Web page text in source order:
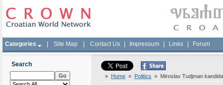
Categories Site Map Contact Us Impressum Links Forum
Search
» Home » Politics » Miroslav Tudjman